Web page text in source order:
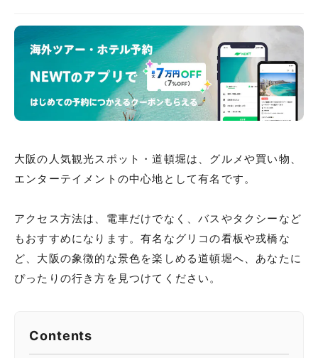
大阪の人気観光スポット・道頓堀は、グルメや買い物、
エンターテイメントの中心地として有名です。
アクセス方法は、電車だけでなく、バスやタクシーなど
もおすすめになります。有名なグリコの看板や戎橋な
ど、大阪の象徴的な景色を楽しめる道頓堀へ、あなたに
ぴったりの行き方を見つけてください。
Contents